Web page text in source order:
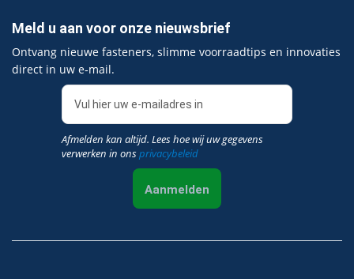
Meld u aan voor onze nieuwsbrief
Ontvang nieuwe fasteners, slimme voorraadtips en innovaties
direct in uw e‑mail.
Afmelden kan altijd. Lees hoe wij uw gegevens
verwerken in onsprivacybeleid
Aanmelden